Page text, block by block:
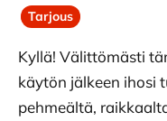
Tarjous
Kyllä! Välittömästi
käytön jälkeen ihosi
pehmeältä,